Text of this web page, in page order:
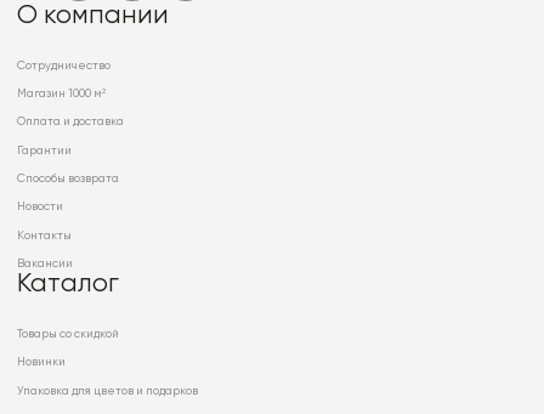
О компании
Сотрудничество
Магазин 1000 м²
Оплата и доставка
Гарантии
Способы возврата
Новости
Контакты
Вакансии
Каталог
Товары со скидкой
Новинки
Упаковка для цветов и подарков